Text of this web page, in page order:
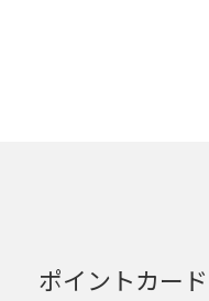
ポイントカード